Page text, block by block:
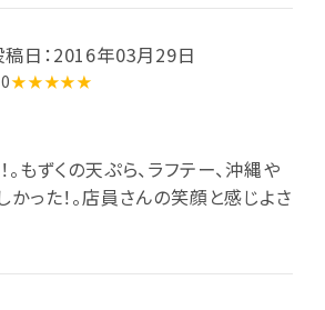
行って他のメニューもいただきたい
稿日：2016年03月29日
★★★★★
もずくの天ぷら、ラフテー、沖縄や
かった！。店員さんの笑顔と感じよさ